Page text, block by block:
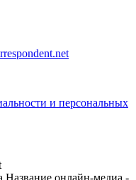
и персональных